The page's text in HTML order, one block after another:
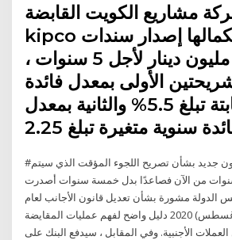
مشاريع الكويت القابضة
kipco عن استكمالها إصدار سندات
بقيمة 100 مليون دينار لأجل 5 سنوات ،
الأولى بمعدل فائدة
سنوية ثابتة تبلغ 5.5% والثانية بمعدل
#هولندا مشروع قانون جديد بشأن تصريح اللجوء المؤقت الذي سيتم
من الآن فصاعدًا بدل خمسة سنوات أصدرت
الدولة مشورة بشأن تعديل قانون الأجانب لعام
2000 ، 27 آب (أغسطس) 2020 دليل واضح لفهم عمليات المقايضة
الأجنبية. وفي المقابل ، سيدفع البنك على